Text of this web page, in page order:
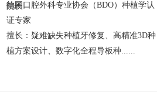
院长
德国口腔外科专业协会（BDO）种植学认
证专家
擅长：疑难缺失种植牙修复、高精准3D种
植方案设计、数字化全程导板种......